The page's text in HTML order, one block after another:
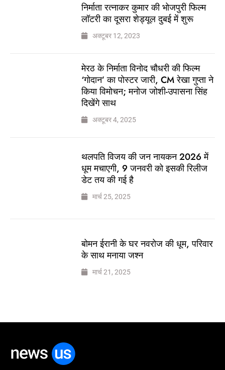
निर्माता रत्नाकर कुमार की भोजपुरी फिल्म
लॉटरी का दूसरा शेड्यूल दुबई में शुरू
अक्टूबर 12, 2023
मेरठ के निर्माता विनोद चौधरी की फिल्म
‘गोदान’ का पोस्टर जारी, CM रेखा गुप्ता ने
किया विमोचन; मनोज जोशी-उपासना सिंह
दिखेंगे साथ
अक्टूबर 4, 2025
थलपति विजय की जन नायकन 2026 में
धूम मचाएगी, 9 जनवरी को इसकी रिलीज
डेट तय की गई है
मार्च 25, 2025
बोमन ईरानी के घर नवरोज की धूम, परिवार
के साथ मनाया जश्न
मार्च 21, 2025